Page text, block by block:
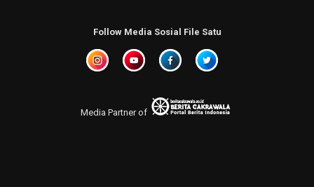
Follow Media Sosial File Satu
Media Partner of